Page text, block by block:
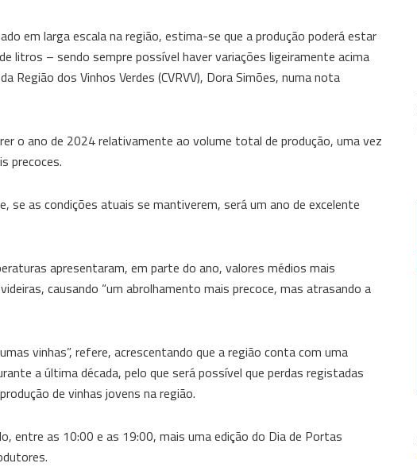
em larga escala na região, estima-se que a produção poderá estar
litros – sendo sempre possível haver variações ligeiramente acima
Região dos Vinhos Verdes (CVRVV), Dora Simões, numa nota
o ano de 2024 relativamente ao volume total de produção, uma vez
precoces.
se as condições atuais se mantiverem, será um ano de excelente
apresentaram, em parte do ano, valores médios mais
causando “um abrolhamento mais precoce, mas atrasando a
vinhas”, refere, acrescentando que a região conta com uma
a última década, pelo que será possível que perdas registadas
de vinhas jovens na região.
entre as 10:00 e as 19:00, mais uma edição do Dia de Portas